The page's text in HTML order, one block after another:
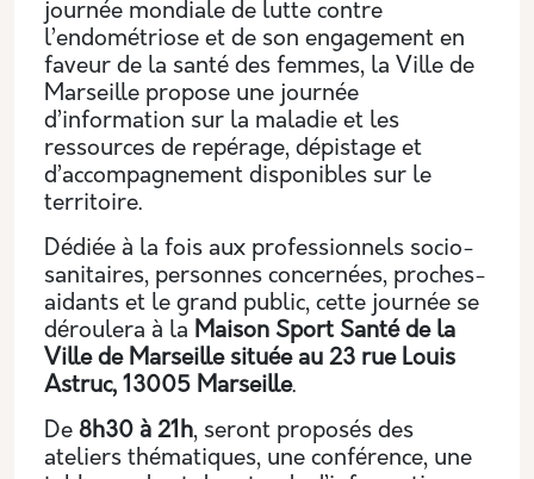
journée mondiale de lutte contre
l’endométriose et de son engagement en
faveur de la santé des femmes, la Ville de
Marseille propose une journée
d’information sur la maladie et les
ressources de repérage, dépistage et
d’accompagnement disponibles sur le
territoire.
Dédiée à la fois aux professionnels socio-
sanitaires, personnes concernées, proches-
aidants et le grand public, cette journée se
déroulera à la Maison Sport Santé de la
Ville de Marseille située au 23 rue Louis
Astruc, 13005 Marseille.
De 8h30 à 21h, seront proposés des
ateliers thématiques, une conférence, une